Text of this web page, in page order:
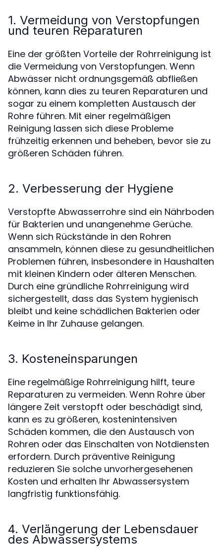
1. Vermeidung von Verstopfungen
und teuren Reparaturen
Eine der größten Vorteile der Rohrreinigung ist
die Vermeidung von Verstopfungen. Wenn
Abwässer nicht ordnungsgemäß abfließen
können, kann dies zu teuren Reparaturen und
sogar zu einem kompletten Austausch der
Rohre führen. Mit einer regelmäßigen
Reinigung lassen sich diese Probleme
frühzeitig erkennen und beheben, bevor sie zu
größeren Schäden führen.
2. Verbesserung der Hygiene
Verstopfte Abwasserrohre sind ein Nährboden
für Bakterien und unangenehme Gerüche.
Wenn sich Rückstände in den Rohren
ansammeln, können diese zu gesundheitlichen
Problemen führen, insbesondere in Haushalten
mit kleinen Kindern oder älteren Menschen.
Durch eine gründliche Rohrreinigung wird
sichergestellt, dass das System hygienisch
bleibt und keine schädlichen Bakterien oder
Keime in Ihr Zuhause gelangen.
3. Kosteneinsparungen
Eine regelmäßige Rohrreinigung hilft, teure
Reparaturen zu vermeiden. Wenn Rohre über
längere Zeit verstopft oder beschädigt sind,
kann es zu größeren, kostenintensiven
Schäden kommen, die den Austausch von
Rohren oder das Einschalten von Notdiensten
erfordern. Durch präventive Reinigung
reduzieren Sie solche unvorhergesehenen
Kosten und erhalten Ihr Abwassersystem
langfristig funktionsfähig.
4. Verlängerung der Lebensdauer
des Abwassersystems